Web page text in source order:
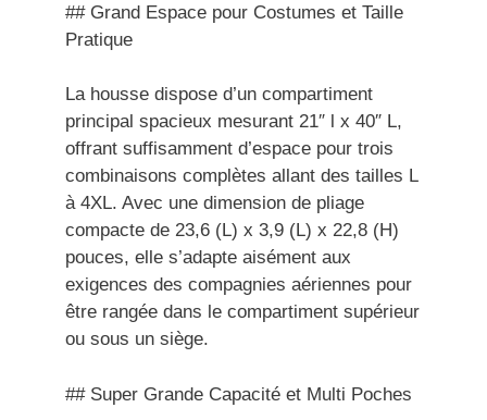
## Grand Espace pour Costumes et Taille
Pratique
La housse dispose d’un compartiment
principal spacieux mesurant 21″ l x 40″ L,
offrant suffisamment d’espace pour trois
combinaisons complètes allant des tailles L
à 4XL. Avec une dimension de pliage
compacte de 23,6 (L) x 3,9 (L) x 22,8 (H)
pouces, elle s’adapte aisément aux
exigences des compagnies aériennes pour
être rangée dans le compartiment supérieur
ou sous un siège.
## Super Grande Capacité et Multi Poches